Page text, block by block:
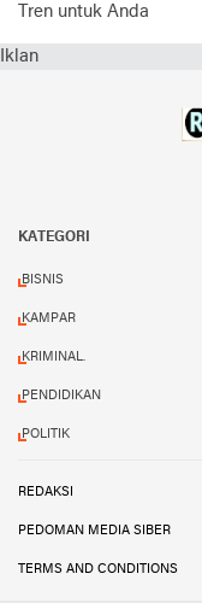
Tren untuk Anda
Iklan
KATEGORI
BISNIS
KAMPAR
KRIMINAL.
PENDIDIKAN
POLITIK
REDAKSI
PEDOMAN MEDIA SIBER
TERMS AND CONDITIONS